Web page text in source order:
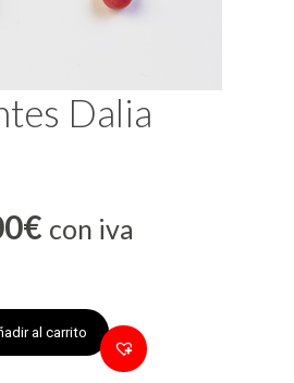
Dalia
€ con iva
al carrito